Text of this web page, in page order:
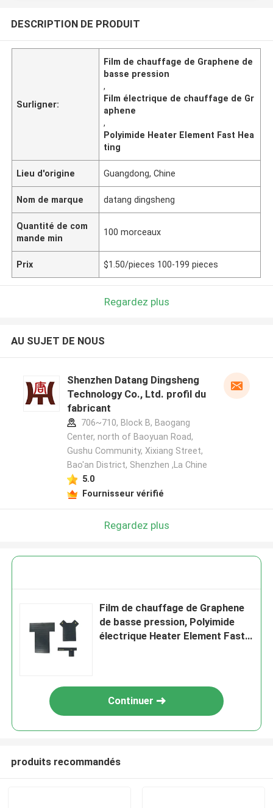
DESCRIPTION DE PRODUIT
Surligner:
Film de chauffage de Graphene de
basse pression
,
Film électrique de chauffage de Gr
aphene
,
Polyimide Heater Element Fast Hea
ting
Lieu d'origine Guangdong, Chine
Nom de marque datang dingsheng
Quantité de com
mande min
100 morceaux
Prix $1.50/pieces 100-199 pieces
Regardez plus
AU SUJET DE NOUS
Shenzhen Datang Dingsheng
Technology Co., Ltd. profil du
fabricant
706~710, Block B, Baogang
Center, north of Baoyuan Road,
Gushu Community, Xixiang Street,
Bao'an District, Shenzhen ,La Chine
5.0
Fournisseur vérifié
Regardez plus
Film de chauffage de Graphene
de basse pression, Polyimide
électrique Heater Element Fast
Continuer
produits recommandés